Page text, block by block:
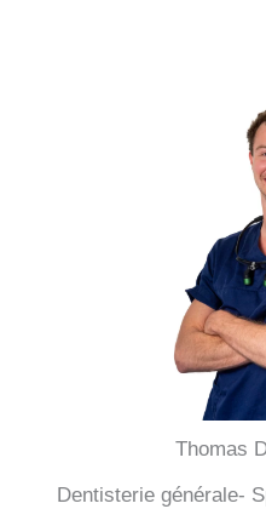
Thomas
Dentisterie générale-